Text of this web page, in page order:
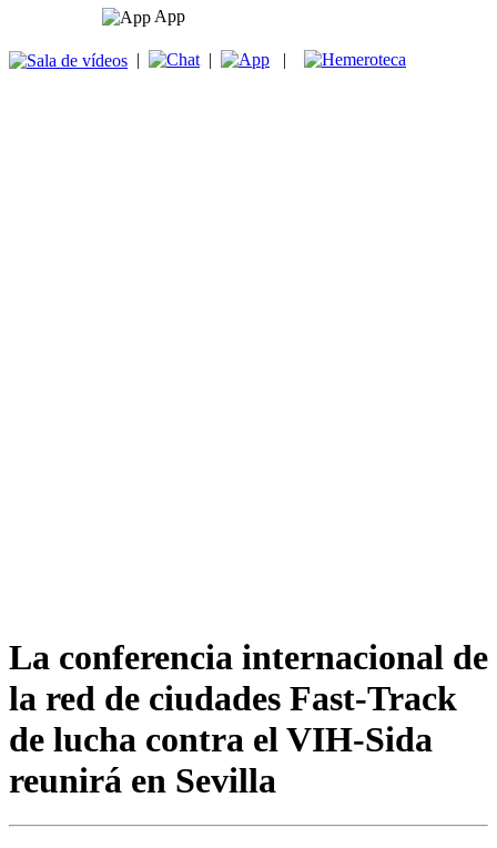
App
| | |
La conferencia internacional de
la red de ciudades Fast-Track
de lucha contra el VIH-Sida
reunirá en Sevilla